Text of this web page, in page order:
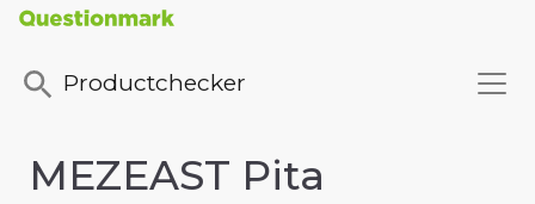
Productchecker
MEZEAST Pita